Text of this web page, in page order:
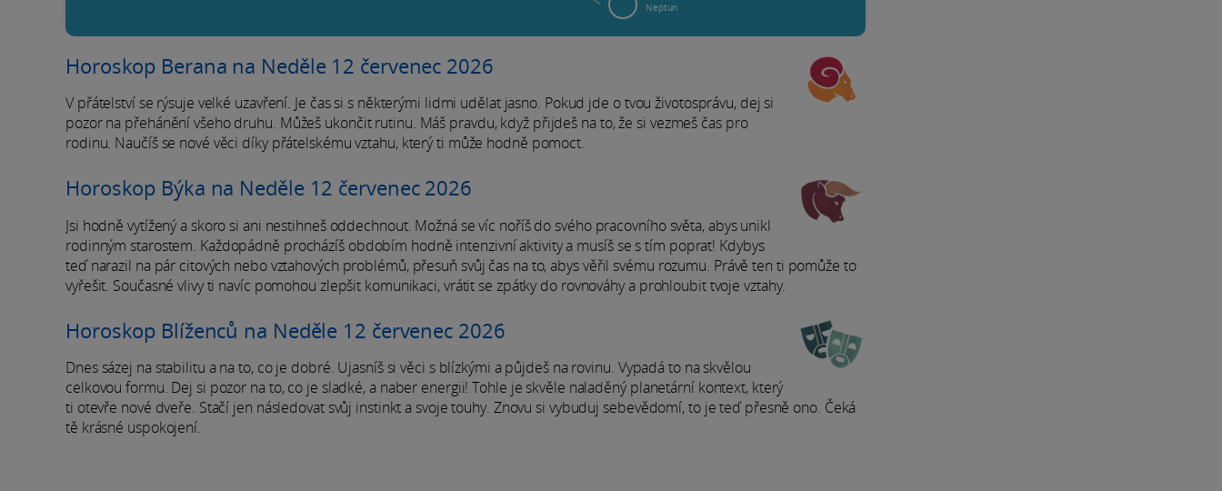
Neptun
Horoskop Berana na Neděle 12 červenec 2026
V přátelství se rýsuje velké uzavření. Je čas si s některými lidmi udělat jasno. Pokud jde o tvou životosprávu, dej si
pozor na přehánění všeho druhu. Můžeš ukončit rutinu. Máš pravdu, když přijdeš na to, že si vezmeš čas pro
rodinu. Naučíš se nové věci díky přátelskému vztahu, který ti může hodně pomoct.
Horoskop Býka na Neděle 12 červenec 2026
Jsi hodně vytížený a skoro si ani nestihneš oddechnout. Možná se víc noříš do svého pracovního světa, abys unikl
rodinným starostem. Každopádně procházíš obdobím hodně intenzivní aktivity a musíš se s tím poprat! Kdybys
teď narazil na pár citových nebo vztahových problémů, přesuň svůj čas na to, abys věřil svému rozumu. Právě ten ti pomůže to
vyřešit. Současné vlivy ti navíc pomohou zlepšit komunikaci, vrátit se zpátky do rovnováhy a prohloubit tvoje vztahy.
Horoskop Blíženců na Neděle 12 červenec 2026
Dnes sázej na stabilitu a na to, co je dobré. Ujasníš si věci s blízkými a půjdeš na rovinu. Vypadá to na skvělou
celkovou formu. Dej si pozor na to, co je sladké, a naber energii! Tohle je skvěle naladěný planetární kontext, který
ti otevře nové dveře. Stačí jen následovat svůj instinkt a svoje touhy. Znovu si vybuduj sebevědomí, to je teď přesně ono. Čeká
tě krásné uspokojení.